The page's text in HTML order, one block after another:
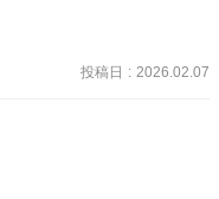
王！　直接出ることは
、要素出しきって舞台
こんだけキャラクター
けど、ここからいける
投稿日 : 2026.02.07
ピアノを片手で持ち、冷